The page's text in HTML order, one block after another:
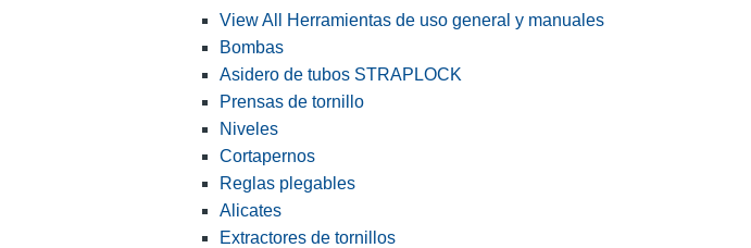
View All Herramientas de uso general y manuales
Bombas
Asidero de tubos STRAPLOCK
Prensas de tornillo
Niveles
Cortapernos
Reglas plegables
Alicates
Extractores de tornillos